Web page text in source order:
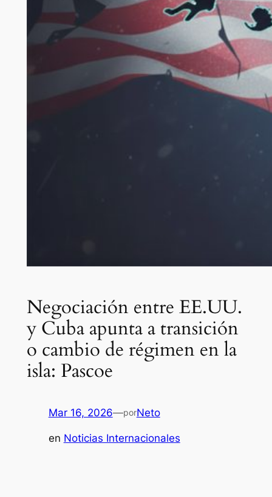
Negociación entre EE.UU.
y Cuba apunta a transición
o cambio de régimen en la
isla: Pascoe
Mar 16, 2026—porNeto
en Noticias Internacionales